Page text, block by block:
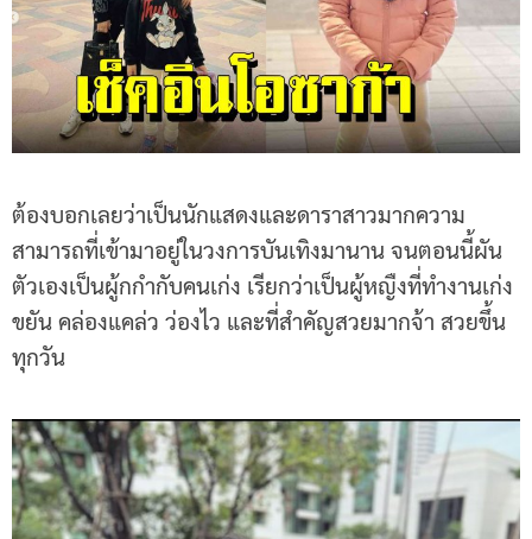
ต้องบอกเลยว่าเป็นนักแสดงและดาราสาวมากความ
สามารถที่เข้ามาอยู่ในวงการบันเทิงมานาน จนตอนนี้ผัน
ตัวเองเป็นผู้กกำกับคนเก่ง เรียกว่าเป็นผู้หญืงที่ทำงานเก่ง
ขยัน คล่องแคล่ว ว่องไว และที่สำคัญสวยมากจ้า สวยขึ้น
ทุกวัน